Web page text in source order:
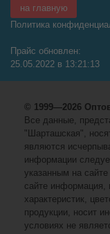
на главную
Политика
Прайс обновлен:
25.05.2022 в 13:21:13
© 1999—2026
Все данные,
"Шарташская",
являются
информации
указанным на
сайте информация,
характеристик,
продукции, носит
условиях не